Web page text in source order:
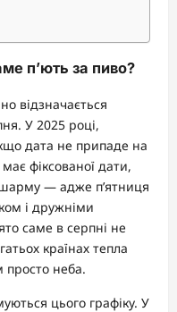
п’ють за пиво?
відзначається
У 2025 році,
дата не припаде на
фіксованої дати,
— адже п’ятниця
і дружніми
саме в серпні не
країнах тепла
просто неба.
цього графіку. У